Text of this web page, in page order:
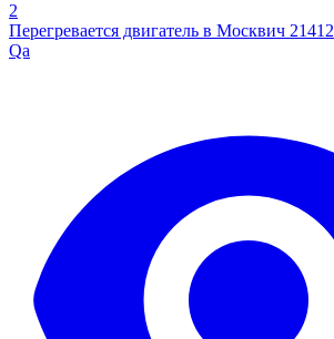
2
Перегревается двигатель в Москвич 21412
Qa